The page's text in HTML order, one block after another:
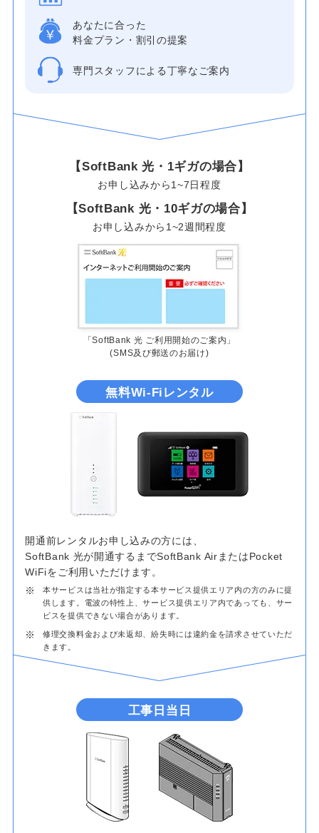
あなたに合った
料金プラン・割引の提案
専門スタッフによる丁寧なご案内
【SoftBank 光・1ギガの場合】
お申し込みから1~7日程度
【SoftBank 光・10ギガの場合】
お申し込みから1~2週間程度
「SoftBank 光 ご利用開始のご案内」
(SMS及び郵送のお届け)
無料Wi-Fiレンタル
開通前レンタルお申し込みの方には、
SoftBank 光が開通するまでSoftBank AirまたはPocket
WiFiをご利用いただけます。
※
本サービスは当社が指定する本サービス提供エリア内の方のみに提
供します。電波の特性上、サービス提供エリア内であっても、サー
ビスを提供できない場合があります。
※
修理交換料金および未返却、紛失時には違約金を請求させていただ
きます。
工事日当日